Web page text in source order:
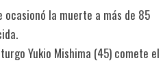
ocasionó la muerte a más de 85
Yukio Mishima (45) comete el